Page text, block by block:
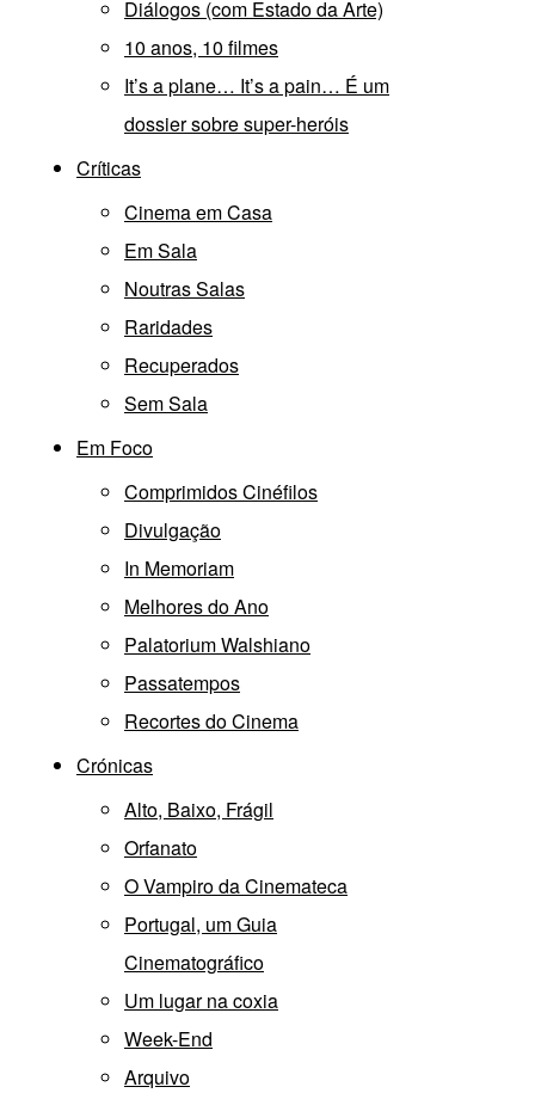
Diálogos (com Estado da Arte)
10 anos, 10 filmes
It’s a plane… It’s a pain… É um
dossier sobre super-heróis
Críticas
Cinema em Casa
Em Sala
Noutras Salas
Raridades
Recuperados
Sem Sala
Em Foco
Comprimidos Cinéfilos
Divulgação
In Memoriam
Melhores do Ano
Palatorium Walshiano
Passatempos
Recortes do Cinema
Crónicas
Alto, Baixo, Frágil
Orfanato
O Vampiro da Cinemateca
Portugal, um Guia
Cinematográfico
Um lugar na coxia
Week-End
Arquivo